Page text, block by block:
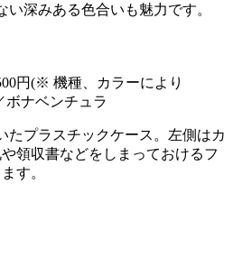
い深みある色合いも魅力です。
たプラスチックケース。左側はカ
領収書などをしまっておけるフ
す。